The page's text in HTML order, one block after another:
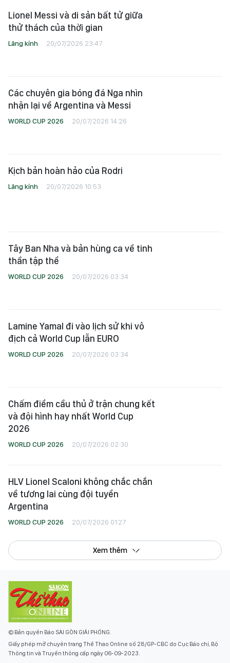
Lionel Messi và di sản bất tử giữa
thử thách của thời gian
Lăng kính 20/07/2026 23:47
Các chuyên gia bóng đá Nga nhìn
nhận lại về Argentina và Messi
WORLD CUP 2026 20/07/2026 14:26
Kịch bản hoàn hảo của Rodri
Lăng kính 20/07/2026 10:53
Tây Ban Nha và bản hùng ca về tinh
thần tập thể
WORLD CUP 2026 20/07/2026 03:34
Lamine Yamal đi vào lịch sử khi vô
địch cả World Cup lẫn EURO
WORLD CUP 2026 20/07/2026 03:34
Chấm điểm cầu thủ ở trận chung kết
và đội hình hay nhất World Cup
2026
WORLD CUP 2026 20/07/2026 02:30
HLV Lionel Scaloni không chắc chắn
về tương lai cùng đội tuyển
Argentina
WORLD CUP 2026 20/07/2026 01:27
Xem thêm
© Bản quyền Báo SÀI GÒN GIẢI PHÓNG.
Giấy phép mở chuyên trang Thể Thao Online số 28/GP-CBC do Cục Báo chí, Bộ
Thông tin và Truyền thông cấp ngày 06-09-2023.